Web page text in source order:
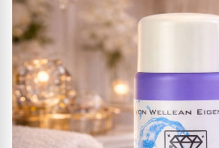
Ende
der
Bildgalerie
springen